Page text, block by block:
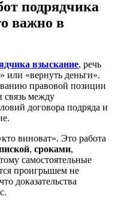
подрядчика
важно в
взыскание, речь
или «вернуть деньги».
правовой позиции
связь между
договора подряда и
виноват». Это работа
, сроками,
самостоятельные
проигрышем не
доказательства